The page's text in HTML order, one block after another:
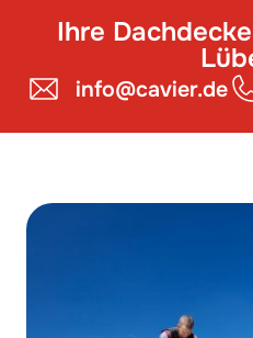
Ihre
info@cavier.de